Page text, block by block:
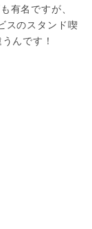
有名ですが、
スのスタンド喫
んです！